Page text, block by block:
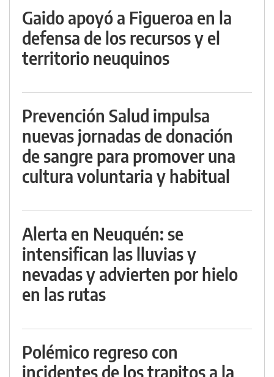
Gaido apoyó a Figueroa en la
defensa de los recursos y el
territorio neuquinos
Prevención Salud impulsa
nuevas jornadas de donación
de sangre para promover una
cultura voluntaria y habitual
Alerta en Neuquén: se
intensifican las lluvias y
nevadas y advierten por hielo
en las rutas
Polémico regreso con
incidentes de los trapitos a la